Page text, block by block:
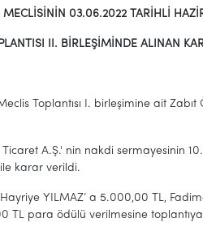
03.06.2022 TARİHLİ
II. BİRLEŞİMİNDE ALINAN
Toplantısı I. birleşimine ait
Ticaret A.Ş.' nin nakdi sermayesinin
ile karar verildi.
YILMAZ’ a 5.000,00 TL,
TL para ödülü verilmesine